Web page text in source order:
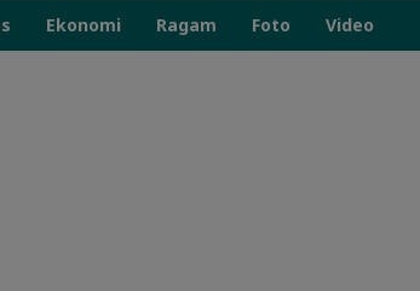
Ekonomi Ragam Foto Video